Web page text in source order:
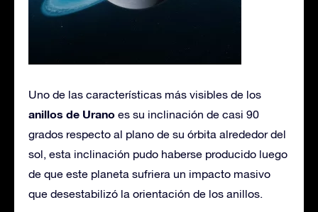
Uno de las características más visibles de los
anillos de Urano es su inclinación de casi 90
grados respecto al plano de su órbita alrededor del
sol, esta inclinación pudo haberse producido luego
de que este planeta sufriera un impacto masivo
que desestabilizó la orientación de los anillos.